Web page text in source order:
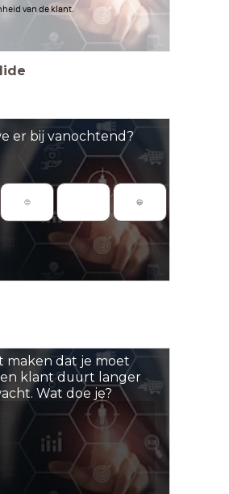
van de klant.
er bij vanochtend?
🤨 😃
maken dat je moet
klant duurt langer
Wat doe je?